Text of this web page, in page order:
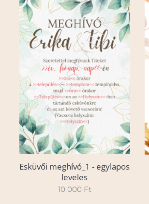
Esküvői meghívó_1 - egylapos
leveles
10 000 Ft